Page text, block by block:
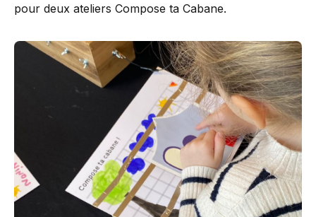
pour deux ateliers Compose ta Cabane.